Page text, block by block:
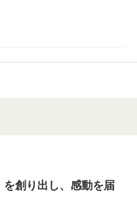
を創り出し、感動を届